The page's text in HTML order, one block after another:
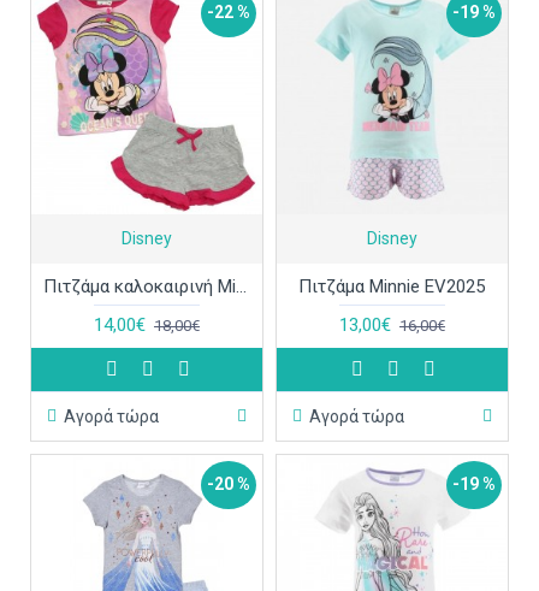
-22 %
Disney
Πιτζάμα καλοκαιρινή Minnie Mouse Disney EV2085.I00.B
14,00€ 18,00€
Αγορά τώρα
-19 %
Disney
Πιτζάμα Minnie EV2025
13,00€ 16,00€
Αγορά τώρα
-20 % -19 %